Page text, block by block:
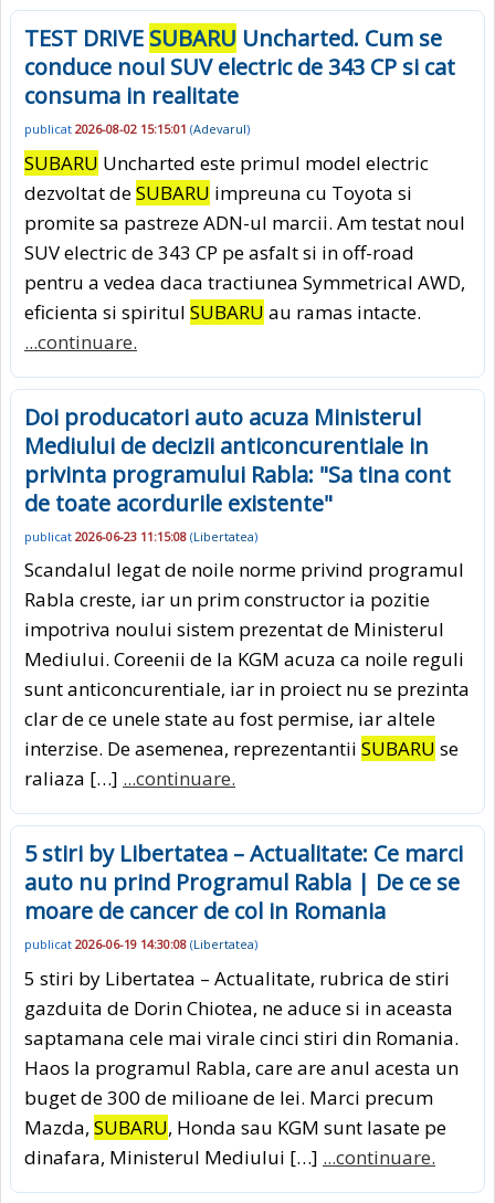
TEST DRIVE SUBARU Uncharted. Cum se
conduce noul SUV electric de 343 CP si cat
consuma in realitate
publicat 2026-08-02 15:15:01 (Adevarul)
SUBARU Uncharted este primul model electric
dezvoltat deSUBARU impreuna cu Toyota si
promite sa pastreze ADN-ul marcii. Am testat noul
SUV electric de 343 CP pe asfalt si in off-road
pentru a vedea daca tractiunea Symmetrical AWD,
eficienta si spiritul SUBARU au ramas intacte.
...continuare.
Doi producatori auto acuza Ministerul
Mediului de decizii anticoncurentiale in
privinta programului Rabla: "Sa tina cont
de toate acordurile existente"
publicat 2026-06-23 11:15:08 (Libertatea)
Scandalul legat de noile norme privind programul
Rabla creste, iar un prim constructor ia pozitie
impotriva noului sistem prezentat de Ministerul
Mediului. Coreenii de la KGM acuza ca noile reguli
sunt anticoncurentiale, iar in proiect nu se prezinta
clar de ce unele state au fost permise, iar altele
interzise. De asemenea, reprezentantii SUBARU se
raliaza […] ...continuare.
5 stiri by Libertatea – Actualitate: Ce marci
auto nu prind Programul Rabla | De ce se
moare de cancer de col in Romania
publicat 2026-06-19 14:30:08 (Libertatea)
5 stiri by Libertatea – Actualitate, rubrica de stiri
gazduita de Dorin Chiotea, ne aduce si in aceasta
saptamana cele mai virale cinci stiri din Romania.
Haos la programul Rabla, care are anul acesta un
buget de 300 de milioane de lei. Marci precum
Mazda, SUBARU, Honda sau KGM sunt lasate pe
dinafara, Ministerul Mediului […] ...continuare.